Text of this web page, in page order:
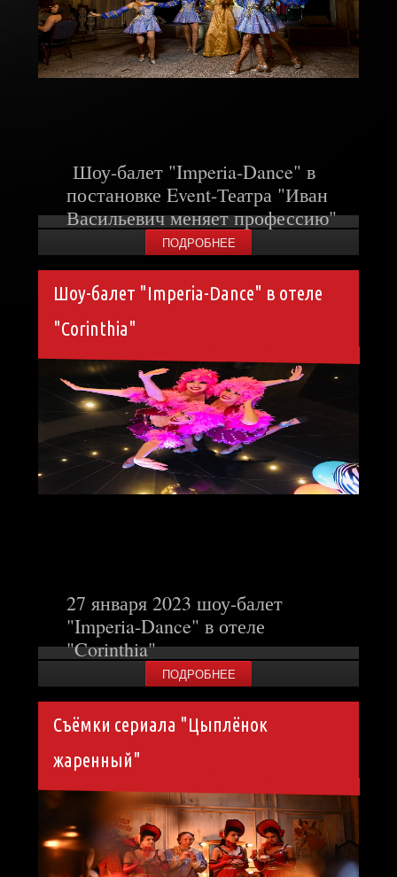
Шоу-балет "Imperia-Dance" в
постановке Event-Театра "Иван
Васильевич меняет профессию"
ПОДРОБНЕЕ
Шоу-балет "Imperia-Dance" в отеле
"Corinthia"
27 января 2023 шоу-балет
"Imperia-Dance" в отеле
"Corinthia"
ПОДРОБНЕЕ
Съёмки сериала "Цыплёнок
жаренный"